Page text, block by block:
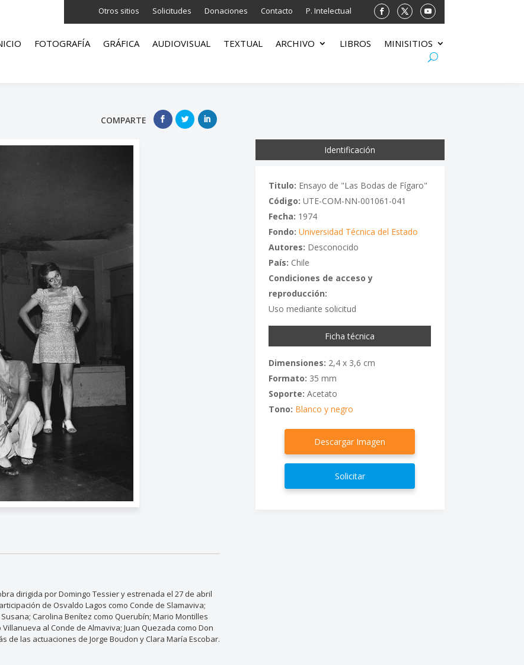
Otros sitios Solicitudes Donaciones Contacto P. Intelectual
FOTOGRAFÍA GRÁFICA AUDIOVISUAL TEXTUAL ARCHIVO LIBROS MINISITIOS
COMPARTE
dirigida por Domingo Tessier y estrenada el 27 de abril
de Osvaldo Lagos como Conde de Slamaviva;
Carolina Benítez como Querubín; Mario Montilles
al Conde de Almaviva; Juan Quezada como Don
de las actuaciones de Jorge Boudon y Clara María Escobar.
Identificación
Titulo: Ensayo de "Las Bodas de Fígaro"
Código: UTE-COM-NN-001061-041
Fecha: 1974
Fondo: Universidad Técnica del Estado
Autores: Desconocido
País: Chile
Condiciones de acceso y
reproducción:
Uso mediante solicitud
Ficha técnica
Dimensiones: 2,4 x 3,6 cm
Formato: 35 mm
Soporte: Acetato
Tono: Blanco y negro
Descargar Imagen
Solicitar